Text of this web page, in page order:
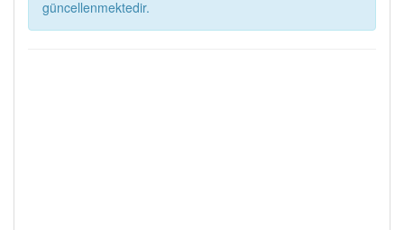
güncellenmektedir.